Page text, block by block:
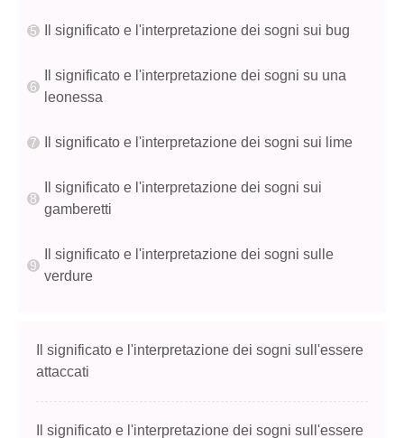
Il significato e l'interpretazione dei sogni sui bug
Il significato e l'interpretazione dei sogni su una
leonessa
Il significato e l'interpretazione dei sogni sui lime
Il significato e l'interpretazione dei sogni sui
gamberetti
Il significato e l'interpretazione dei sogni sulle
verdure
Il significato e l'interpretazione dei sogni sull'essere
attaccati
Il significato e l'interpretazione dei sogni sull'essere